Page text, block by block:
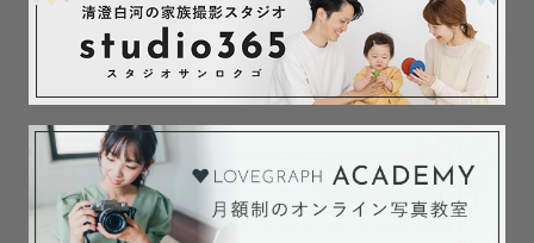
お気軽にご相談ください:飛行機:
【✉️ お問い合わせ】
ご相談したいこと、ご不明点など
公式ラインにてお気軽にお問い合わせください
【📷べっちの想い】
『写真を撮るから笑うのではなく、笑っているから写真を
撮る』
撮影の目的は写真ではなく記憶を残すこと、素敵な思い出